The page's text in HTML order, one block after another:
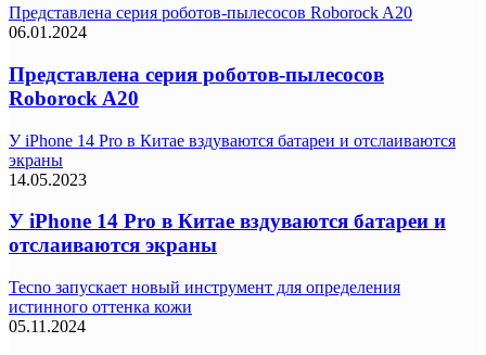
Представлена серия роботов-пылесосов Roborock A20
06.01.2024
Представлена серия роботов-пылесосов
Roborock A20
У iPhone 14 Pro в Китае вздуваются батареи и отслаиваются
экраны
14.05.2023
У iPhone 14 Pro в Китае вздуваются батареи и
отслаиваются экраны
Tecno запускает новый инструмент для определения
истинного оттенка кожи
05.11.2024